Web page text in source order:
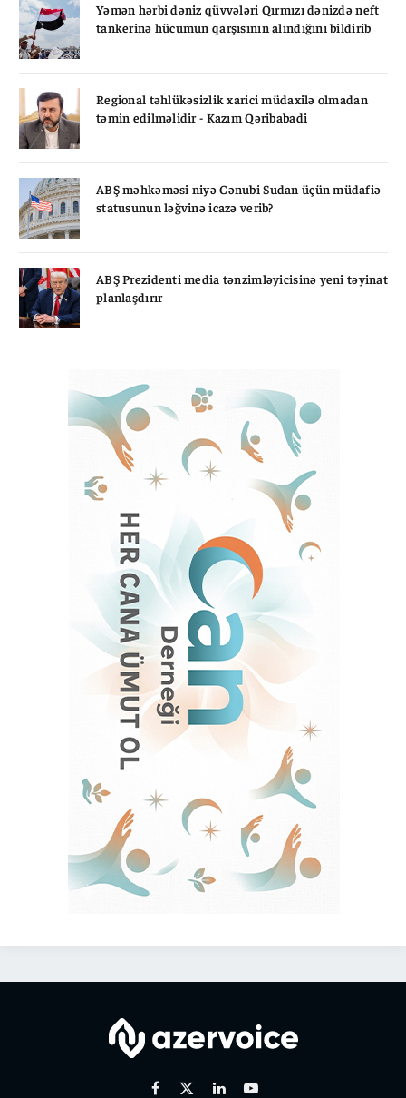
Yəmən hərbi dəniz qüvvələri Qırmızı dənizdə neft
tankerinə hücumun qarşısının alındığını bildirib
Regional təhlükəsizlik xarici müdaxilə olmadan
təmin edilməlidir - Kazım Qəribabadi
ABŞ məhkəməsi niyə Cənubi Sudan üçün müdafiə
statusunun ləğvinə icazə verib?
ABŞ Prezidenti media tənzimləyicisinə yeni təyinat
planlaşdırır